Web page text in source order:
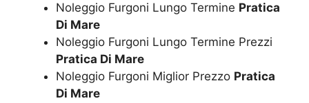
Noleggio Furgoni Lungo Termine Pratica
Di Mare
Noleggio Furgoni Lungo Termine Prezzi
Pratica Di Mare
Noleggio Furgoni Miglior Prezzo Pratica
Di Mare